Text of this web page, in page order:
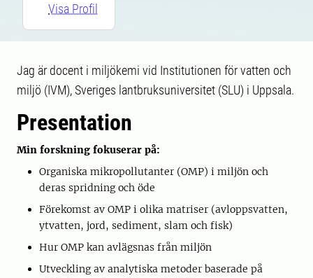
Visa Profil
Jag är docent i miljökemi vid Institutionen för vatten och
miljö (IVM), Sveriges lantbruksuniversitet (SLU) i Uppsala.
Presentation
Min forskning fokuserar på:
Organiska mikropollutanter (OMP) i miljön och
deras spridning och öde
Förekomst av OMP i olika matriser (avloppsvatten,
ytvatten, jord, sediment, slam och fisk)
Hur OMP kan avlägsnas från miljön
Utveckling av analytiska metoder baserade på